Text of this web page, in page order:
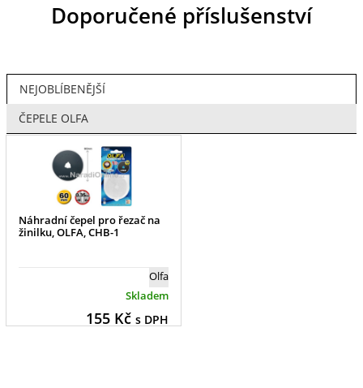
Doporučené příslušenství
NEJOBLÍBENĚJŠÍ
ČEPELE OLFA
Náhradní čepel pro řezač na
žinilku, OLFA, CHB-1
Olfa
Skladem
155Kč s DPH